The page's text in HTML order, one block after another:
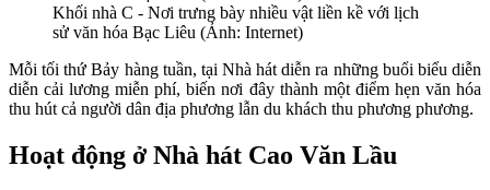
Khối nhà C - Nơi trưng bày nhiều vật liền kề với lịch
sử văn hóa Bạc Liêu (Ảnh: Internet)
Mỗi tối thứ Bảy hàng tuần, tại Nhà hát diễn ra những buổi biểu diễn
diễn cải lương miễn phí, biến nơi đây thành một điểm hẹn văn hóa
thu hút cả người dân địa phương lẫn du khách thu phương phương.
Hoạt động ở Nhà hát Cao Văn Lầu